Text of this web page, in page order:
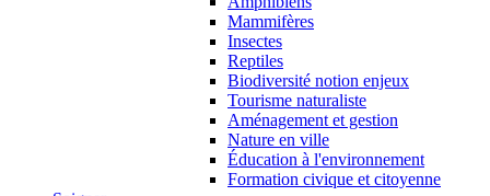
Mammifères
Insectes
Reptiles
Biodiversité notion enjeux
Tourisme naturaliste
Aménagement et gestion
Nature en ville
Éducation à l'environnement
Formation civique et citoyenne